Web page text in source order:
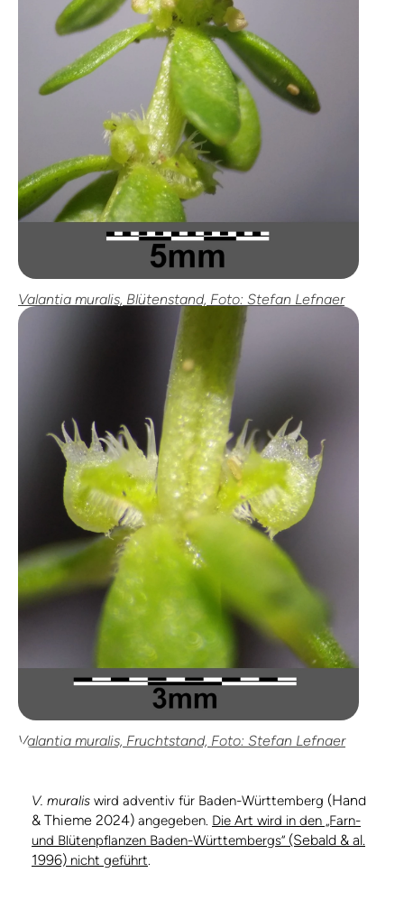
Valantia muralis, Blütenstand, Foto: Stefan Lefnaer
Valantia muralis, Fruchtstand, Foto: Stefan Lefnaer
V. muralis wird adventiv für Baden-Württemberg (Hand
& Thieme 2024) angegeben. Die Art wird in den „Farn-
und Blütenpflanzen Baden-Württembergs“ (Sebald & al.
1996) nicht geführt.